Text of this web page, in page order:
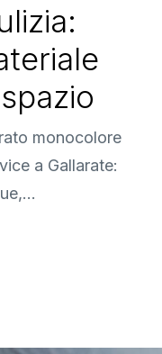
monocolore
a Gallarate: